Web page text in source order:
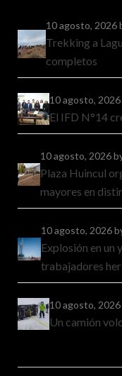
10 agosto, 2026
Trekking a
completos
10 agosto, 2026
El IFD N°14
10 agosto, 2026
Plaza Huincul
mayores en
10 agosto, 2026
Explosión en un
trabajadores
10 agosto, 2026
Un camión